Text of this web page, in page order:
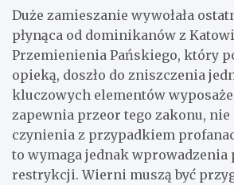
Duże zamieszanie wywołała
płynąca od dominikanów z
Przemienienia Pańskiego, który
opieką, doszło do zniszczenia
kluczowych elementów
zapewnia przeor tego zakonu, nie
czynienia z przypadkiem
to wymaga jednak wprowadzenia
restrykcji. Wierni muszą być